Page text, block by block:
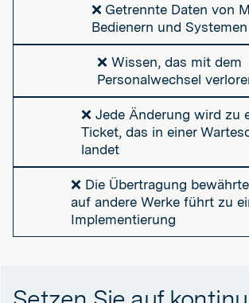
❌ Getrennte Daten von
Bedienern und Systemen
❌ Wissen, das mit dem
Personalwechsel
❌ Jede Änderung wird zu
Ticket, das in einer
landet
❌ Die Übertragung
auf andere Werke führt zu
Implementierung